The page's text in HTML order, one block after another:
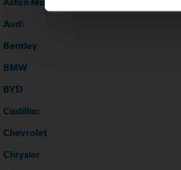
Audi
Bentley
BMW
BYD
Cadillac
Chevrolet
Chrysler